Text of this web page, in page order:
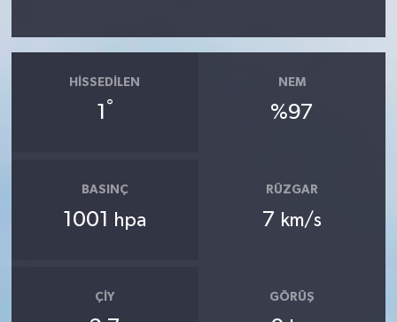
HISSEDILEN
1 °
NEM
%97
BASINÇ
1001 hpa
RÜZGAR
7 km/s
ÇIY GÖRÜŞ